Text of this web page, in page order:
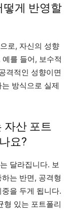
떻게 반영할
로, 자신의 성향
를 들어, 보수적
격적인 성향이면
방식으로 실제
자산 포트
요?
달라집니다. 보
는 반면, 공격형
을 두게 됩니다.
형 있는 포트폴리